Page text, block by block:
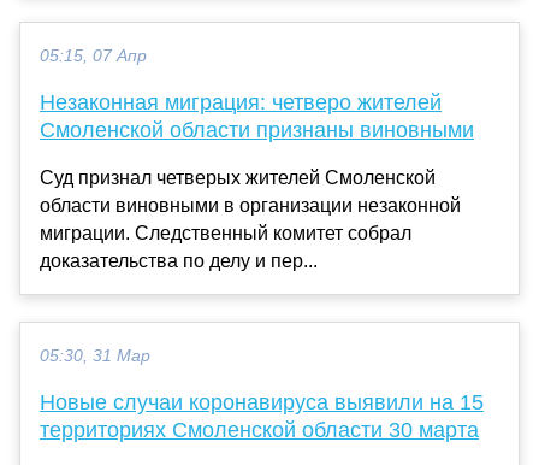
05:15, 07 Апр
Незаконная миграция: четверо жителей
Смоленской области признаны виновными
Суд признал четверых жителей Смоленской
области виновными в организации незаконной
миграции. Следственный комитет собрал
доказательства по делу и пер...
05:30, 31 Мар
Новые случаи коронавируса выявили на 15
территориях Смоленской области 30 марта